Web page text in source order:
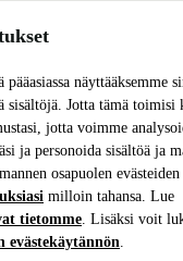
pääasiassa näyttääksemme
sisältöjä. Jotta tämä toimisi
jotta voimme
ja personoida sisältöä ja
osapuolen
milloin tahansa. Lue
tietomme. Lisäksi voit
evästekäytännön.
nopeasti ja helposti
Kannettavat